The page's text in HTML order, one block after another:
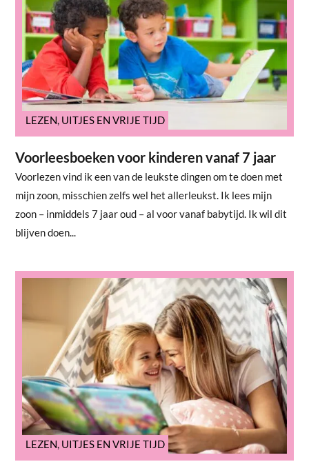
LEZEN, UITJES EN VRIJE TIJD
Voorleesboeken voor kinderen vanaf 7 jaar
Voorlezen vind ik een van de leukste dingen om te doen met
mijn zoon, misschien zelfs wel het allerleukst. Ik lees mijn
zoon – inmiddels 7 jaar oud – al voor vanaf babytijd. Ik wil dit
blijven doen...
LEZEN, UITJES EN VRIJE TIJD